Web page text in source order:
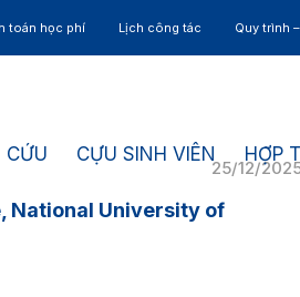
toán học phí Lịch công tác Quy trình
CỨU CỰU SINH VIÊN HỢP
25/12/
National University of